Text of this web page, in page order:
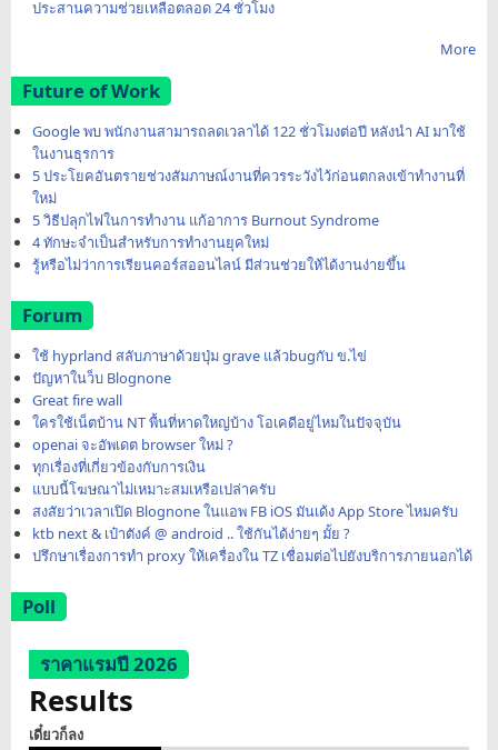
ประสานความช่วยเหลือตลอด 24 ชั่วโมง
More
Future of Work
Google พบ พนักงานสามารถลดเวลาได้ 122 ชั่วโมงต่อปี หลังนำ AI มาใช้
ในงานธุรการ
5 ประโยคอันตรายช่วงสัมภาษณ์งานที่ควรระวังไว้ก่อนตกลงเข้าทำงานที่
ใหม่
5 วิธีปลุกไฟในการทำงาน แก้อาการ Burnout Syndrome
4 ทักษะจำเป็นสำหรับการทำงานยุคใหม่
รู้หรือไม่ว่าการเรียนคอร์สออนไลน์ มีส่วนช่วยให้ได้งานง่ายขึ้น
Forum
ใช้ hyprland สลับภาษาด้วยปุ่ม grave แล้วbugกับ ข.ไข่
ปัญหาในว็บ Blognone
Great fire wall
ใครใช้เน็ตบ้าน NT พื้นที่หาดใหญ่บ้าง โอเคดีอยู่ไหมในปัจจุบัน
openai จะอัพเดต browser ใหม่ ?
ทุกเรื่องที่เกี่ยวข้องกับการเงิน
แบบนี้โฆษณาไม่เหมาะสมเหรือเปล่าครับ
สงสัยว่าเวลาเปิด Blognone ในแอพ FB iOS มันเด้ง App Store ไหมครับ
ktb next & เป๋าตังค์ @ android .. ใช้กันได้ง่ายๆ มั้ย ?
ปรึกษาเรื่องการทำ proxy ให้เครื่องใน TZ เชื่อมต่อไปยังบริการภายนอกได้
Poll
ราคาแรมปี 2026
Results
เดี๋ยวก็ลง